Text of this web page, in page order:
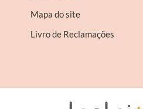
Mapa do site
Livro de Reclamações